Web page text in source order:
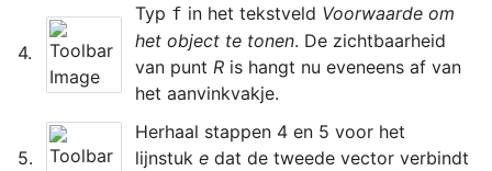
﻿4.
Typ f in het tekstveld Voorwaarde om
het object te tonen. De zichtbaarheid
van punt R is hangt nu eveneens af van
﻿5.
Herhaal stappen 4 en 5 voor het
lijnstuk e dat de tweede vector verbindt